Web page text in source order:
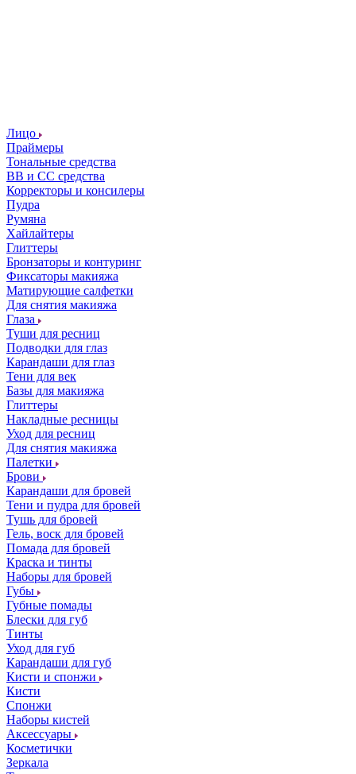
Лицо
Праймеры
Тональные средства
ВВ и СС средства
Корректоры и консилеры
Пудра
Румяна
Хайлайтеры
Глиттеры
Бронзаторы и контуринг
Фиксаторы макияжа
Матирующие салфетки
Для снятия макияжа
Глаза
Туши для ресниц
Подводки для глаз
Карандаши для глаз
Тени для век
Базы для макияжа
Глиттеры
Накладные ресницы
Уход для ресниц
Для снятия макияжа
Палетки
Брови
Карандаши для бровей
Тени и пудра для бровей
Тушь для бровей
Гель, воск для бровей
Помада для бровей
Краска и тинты
Наборы для бровей
Губы
Губные помады
Блески для губ
Тинты
Уход для губ
Карандаши для губ
Кисти и спонжи
Кисти
Спонжи
Наборы кистей
Аксессуары
Косметички
Зеркала